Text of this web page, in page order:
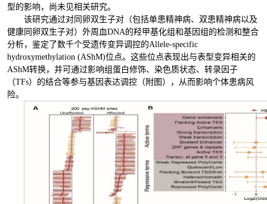
型的影响，尚未见相关研究。
该研究通过对同卵双生子对（包括单患精神病、双患精神病以及
健康同卵双生子对）外周血DNA的羟甲基化组和基因组的检测和整合
分析，鉴定了数千个受遗传变异调控的Allele-specific
hydroxymethylation (AShM)位点。这些位点表现出与表型变异相关的
AShM转换，并可通过影响组蛋白修饰、染色质状态、转录因子
（TFs）的结合等参与基因表达调控（附图），从而影响个体患病风
险。